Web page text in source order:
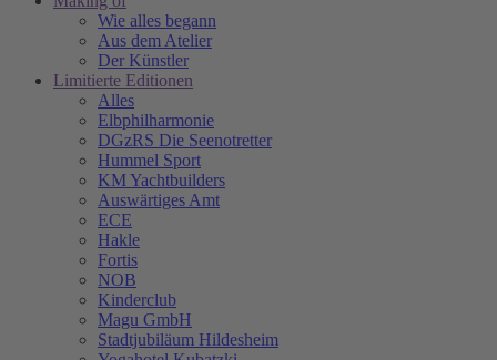
Wie alles begann
Aus dem Atelier
Der Künstler
Limitierte Editionen
Alles
Elbphilharmonie
DGzRS Die Seenotretter
Hummel Sport
KM Yachtbuilders
Auswärtiges Amt
ECE
Hakle
Fortis
NOB
Kinderclub
Magu GmbH
Stadtjubiläum Hildesheim